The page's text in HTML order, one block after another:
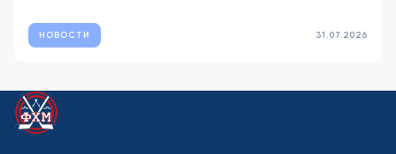
НОВОСТИ 31.07.2026